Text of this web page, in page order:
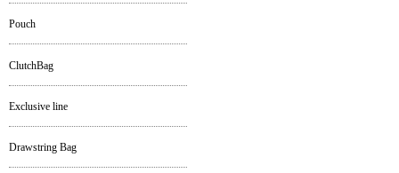
Pouch
ClutchBag
Exclusive line
Drawstring Bag